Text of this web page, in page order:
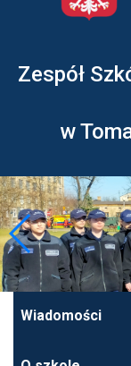
Zespół
w
Wiadomości